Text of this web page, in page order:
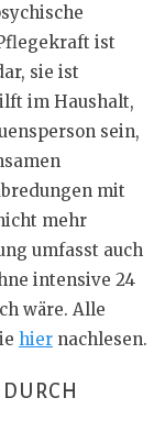
ist
sie ist
im Haushalt,
sein,
mit
mehr
umfasst auch
intensive 24
wäre. Alle
hier nachlesen.